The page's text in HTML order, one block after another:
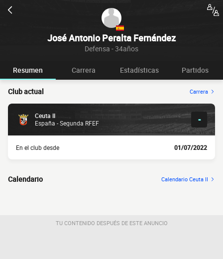
José Antonio Peralta Fernández
Defensa - 34años
Resumen Carrera Estadísticas Partidos
Club actual Carrera
Ceuta II
España - Segunda RFEF
-
En el club desde 01/07/2022
Calendario Calendario Ceuta II
TU CONTENIDO DESPUÉS DE ESTE ANUNCIO